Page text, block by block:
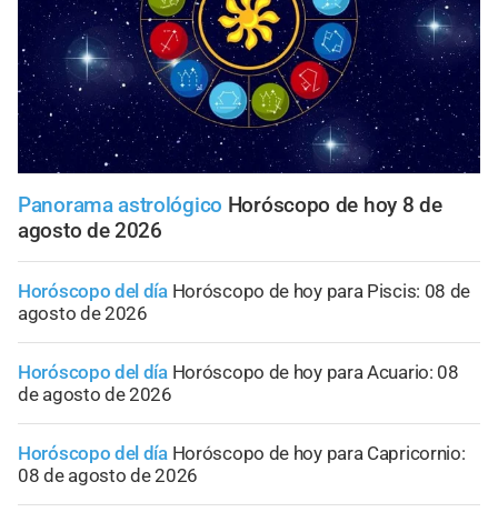
Panorama astrológico Horóscopo de hoy 8 de
agosto de 2026
Horóscopo del día Horóscopo de hoy para Piscis: 08 de
agosto de 2026
Horóscopo del día Horóscopo de hoy para Acuario: 08
de agosto de 2026
Horóscopo del día Horóscopo de hoy para Capricornio:
08 de agosto de 2026